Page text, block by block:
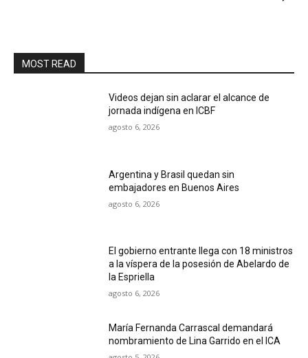
MOST READ
Videos dejan sin aclarar el alcance de
jornada indígena en ICBF
agosto 6, 2026
Argentina y Brasil quedan sin
embajadores en Buenos Aires
agosto 6, 2026
El gobierno entrante llega con 18 ministros
a la víspera de la posesión de Abelardo de
la Espriella
agosto 6, 2026
María Fernanda Carrascal demandará
nombramiento de Lina Garrido en el ICA